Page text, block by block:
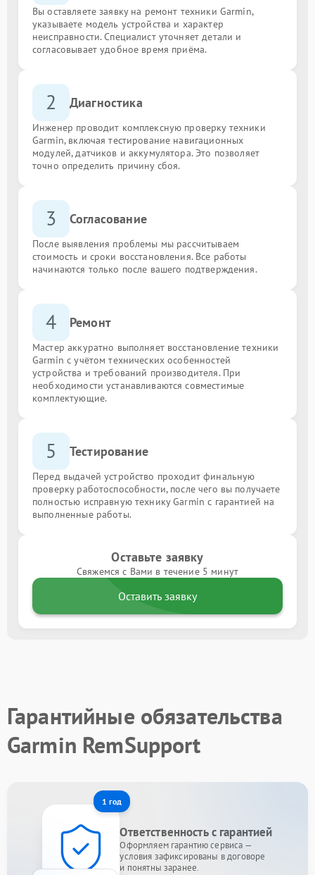
Вы оставляете заявку на ремонт техники Garmin,
указываете модель устройства и характер
неисправности. Специалист уточняет детали и
согласовывает удобное время приёма.
2 Диагностика
Инженер проводит комплексную проверку техники
Garmin, включая тестирование навигационных
модулей, датчиков и аккумулятора. Это позволяет
точно определить причину сбоя.
3 Согласование
После выявления проблемы мы рассчитываем
стоимость и сроки восстановления. Все работы
начинаются только после вашего подтверждения.
4 Ремонт
Мастер аккуратно выполняет восстановление техники
Garmin с учётом технических особенностей
устройства и требований производителя. При
необходимости устанавливаются совместимые
комплектующие.
5 Тестирование
Перед выдачей устройство проходит финальную
проверку работоспособности, после чего вы получаете
полностью исправную технику Garmin с гарантией на
выполненные работы.
Оставьте заявку
Свяжемся с Вами в течение 5 минут
Оставить заявку
Гарантийные обязательства
Garmin RemSupport
1 год
Ответственность с гарантией
Оформляем гарантию сервиса —
условия зафиксированы в договоре
и понятны заранее.